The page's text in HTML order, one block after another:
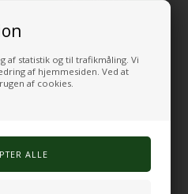
af statistik og til trafikmåling. Vi
af hjemmesiden. Ved at
af cookies.